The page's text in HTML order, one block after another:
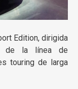
Edition, dirigida
de la línea de
touring de larga